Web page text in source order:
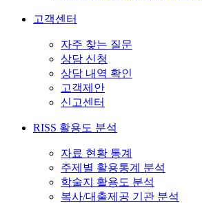
고객센터
자주 찾는 질문
상담 신청
상담 내역 확인
고객제안
신고센터
RISS 활용도 분석
자료 현황 통계
주제별 활용통계 분석
학술지 활용도 분석
복사/대출제공 기관 분석